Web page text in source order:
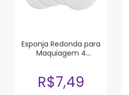
Esponja Redonda para
Maquiagem 4
R$7,49